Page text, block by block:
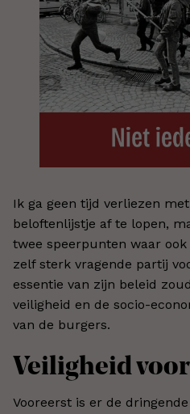
Ik ga geen tijd verliezen
beloftenlijstje af te lopen,
twee speerpunten waar
zelf sterk vragende partij
essentie van zijn beleid
veiligheid en de socio-
van de burgers.
Veiligheid
Vooreerst is er de